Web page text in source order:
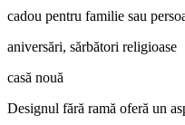
cadou pentru familie sau
aniversări, sărbători religioase
casă nouă
Designul fără ramă oferă un